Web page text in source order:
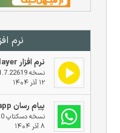
نرم
نرم افزار PotPlayer
نسخه v1.7.22619
۱۲ آذر ۱۴۰۴
پیام رسان Whatsapp
نسخه دسکتاپ v2.2586.3.0
۸ آذر ۱۴۰۴